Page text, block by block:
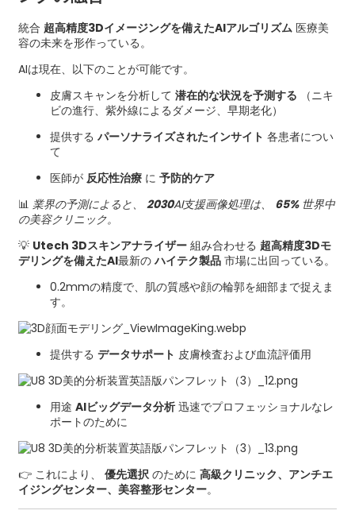
統合 超高精度3Dイメージングを備えたAIアルゴリズム医療美
容の未来を形作っている。
AIは現在、以下のことが可能です。
皮膚スキャンを分析して 潜在的な状況を予測する （ニキ
ビの進行、紫外線によるダメージ、早期老化）
提供する パーソナライズされたインサイト 各患者につい
て
医師が 反応性治療に 予防的ケア
📊 業界の予測によると、 2030AI支援画像処理は、 65%世界中
の美容クリニック。
💡 Utech 3Dスキンアナライザー組み合わせる 超高精度3Dモ
デリングを備えたAI最新のハイテク製品市場に出回っている。
0.2mmの精度で、肌の質感や顔の輪郭を細部まで捉えま
す。
提供する データサポート 皮膚検査および血流評価用
用途 AIビッグデータ分析迅速でプロフェッショナルなレ
ポートのために
👉 これにより、 優先選択のために 高級クリニック、アンチエ
イジングセンター、美容整形センター。